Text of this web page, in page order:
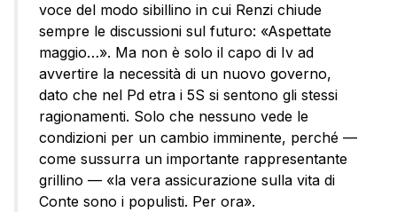
voce del modo sibillino in cui Renzi chiude
sempre le discussioni sul futuro: «Aspettate
maggio…». Ma non è solo il capo di Iv ad
avvertire la necessità di un nuovo governo,
dato che nel Pd etra i 5S si sentono gli stessi
ragionamenti. Solo che nessuno vede le
condizioni per un cambio imminente, perché —
come sussurra un importante rappresentante
grillino — «la vera assicurazione sulla vita di
Conte sono i populisti. Per ora».